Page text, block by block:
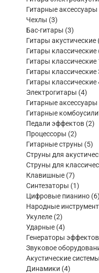
Гитарные аксессуары
Чехлы 33
товара
Бас-гитары 33
товара
Гитары акустические
Гитары классические
Гитары классические
Гитары классические
Гитары классические
Электрогитары 44
Гитарные аксессуары
Гитарные
Педали эффектов 22
Процессоры 22
товара
Гитарные струны 55
Струны для
Струны для
Клавишные 77
товаров
Синтезаторы 11
товар
Цифровые пианино 6
Народные
Укулеле 22
товара
Ударные 44
товара
Генераторы эффектов
Звуковое
Акустические
Динамики 44